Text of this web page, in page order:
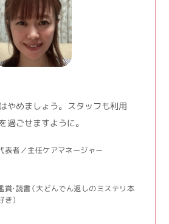
やめましょう。 スタッフも利用
過ごせますように。
表者／主任ケアマネージャー
賞・読書（大どんでん返しのミステリ本
き）